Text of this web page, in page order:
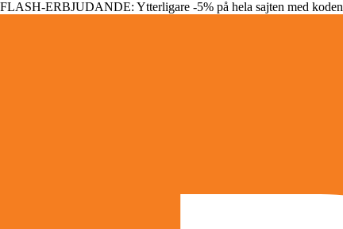
FLASH-ERBJUDANDE: Ytterligare -5% på hela sajten med koden